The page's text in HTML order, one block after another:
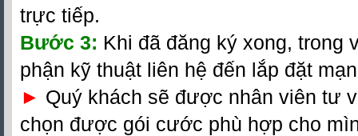
trực tiếp.
Bước 3: Khi đã đăng ký xong, trong
phận kỹ thuật liên hệ đến lắp đặt
► Quý khách sẽ được nhân viên tư
chọn được gói cước phù hợp cho